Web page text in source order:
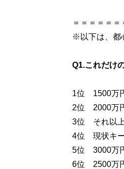
＝＝＝＝＝＝
※以下は、都
Q1.これだけ
1位 1500万
2位 2000万
3位 それ以
4位 現状キ
5位 3000万
6位 2500万